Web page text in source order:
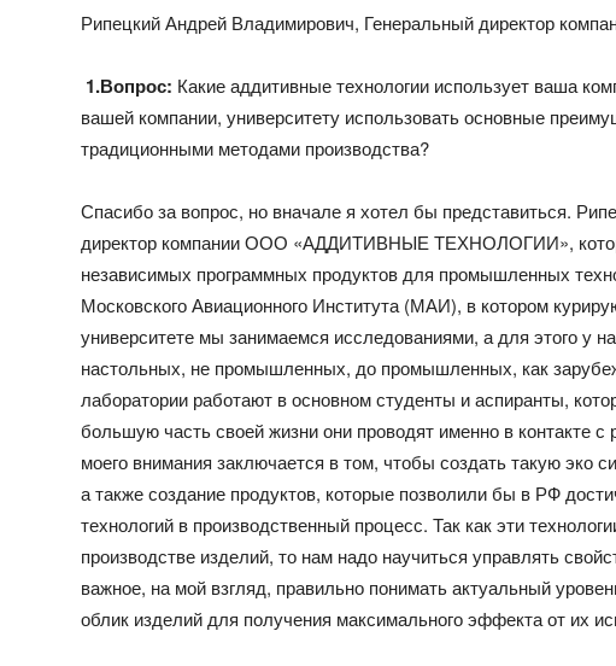
Рипецкий Андрей Владимирович, Генеральный директор
1.Вопрос: Какие аддитивные технологии использует ваша
вашей компании, университету использовать основные
традиционными методами производства?
Спасибо за вопрос, но вначале я хотел бы представиться.
директор компании ООО «АДДИТИВНЫЕ ТЕХНОЛОГИИ»,
независимых программных продуктов для промышленных
Московского Авиационного Института (МАИ), в котором
университете мы занимаемся исследованиями, а для этого у
настольных, не промышленных, до промышленных, как
лаборатории работают в основном студенты и аспиранты,
большую часть своей жизни они проводят именно в контакте
моего внимания заключается в том, чтобы создать такую эко
а также создание продуктов, которые позволили бы в РФ
технологий в производственный процесс. Так как эти
производстве изделий, то нам надо научиться управлять
важное, на мой взгляд, правильно понимать актуальный
облик изделий для получения максимального эффекта от их